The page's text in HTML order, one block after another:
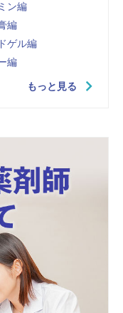
ン編
編
ゲル編
編
もっと見る